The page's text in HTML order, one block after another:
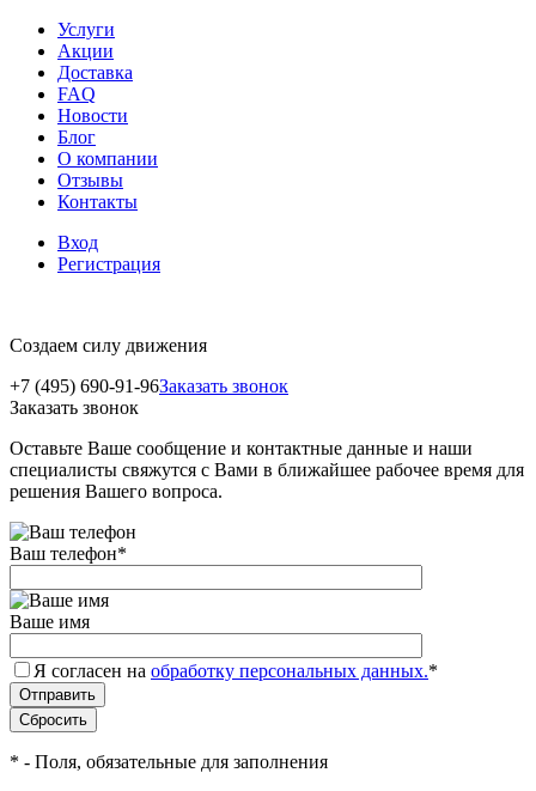
Услуги
Акции
Доставка
FAQ
Новости
Блог
О компании
Отзывы
Контакты
Вход
Регистрация
Создаем силу движения
+7 (495) 690-91-96Заказать звонок
Заказать звонок
Оставьте Ваше сообщение и контактные данные и наши
специалисты свяжутся с Вами в ближайшее рабочее время для
решения Вашего вопроса.
Ваш телефон*
Ваше имя
Я согласен на обработку персональных данных.*
* - Поля, обязательные для заполнения